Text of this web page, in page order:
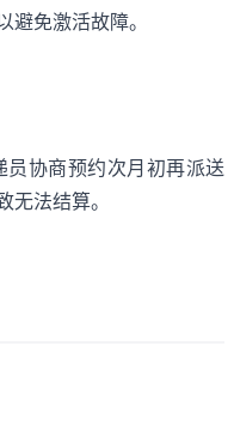
免激活故障。
协商预约次月初再派送
法结算。